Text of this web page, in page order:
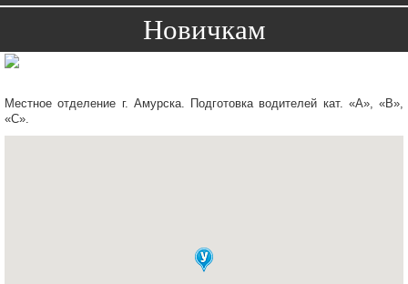
Новичкам
Местное отделение г. Амурска. Подготовка водителей кат. «А», «В»,
«С».